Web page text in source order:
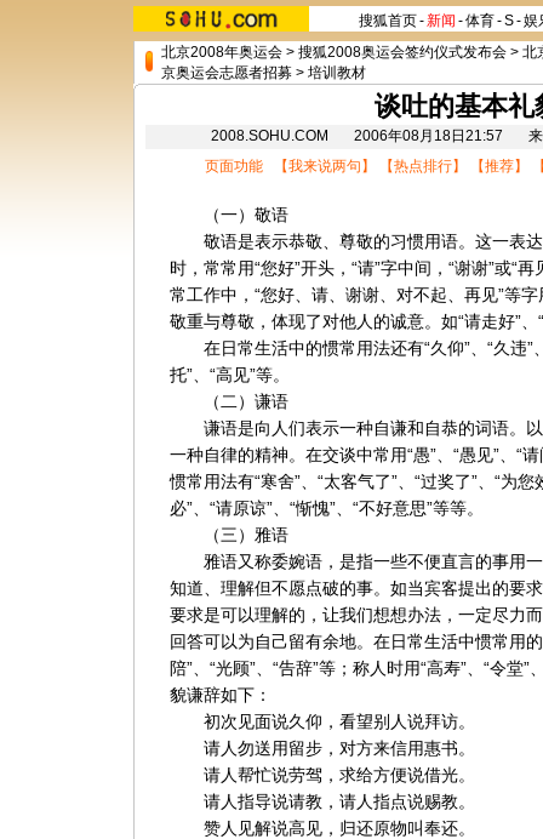
搜狐首页-新闻 -体育-S-娱
北京2008年奥运会 > 搜狐2008奥运会签约仪式发布会 > 北
京奥运会志愿者招募 > 培训教材
谈吐的基本礼
2008.SOHU.COM 2006年08月18日21:57 来
页面功能 【我来说两句 】 【热点排行】 【推荐】
（一）敬语
敬语是表示恭敬、尊敬的习惯用语。这一表达
时，常常用“您好”开头，“请”字中间，“谢谢”或“
常工作中，“您好、请、谢谢、对不起、再见”等
敬重与尊敬，体现了对他人的诚意。如“请走好”、
在日常生活中的惯常用法还有“久仰”、“久违”、
托”、“高见”等。
（二）谦语
谦语是向人们表示一种自谦和自恭的词语。以
一种自律的精神。在交谈中常用“愚”、“愚见”、“
惯常用法有“寒舍”、“太客气了”、“过奖了”、“为您
必”、“请原谅”、“惭愧”、“不好意思”等等。
（三）雅语
雅语又称委婉语，是指一些不便直言的事用一
知道、理解但不愿点破的事。如当宾客提出的要
要求是可以理解的，让我们想想办法，一定尽力
回答可以为自己留有余地。在日常生活中惯常用的
陪”、“光顾”、“告辞”等；称人时用“高寿”、“令堂
貌谦辞如下：
初次见面说久仰，看望别人说拜访。
请人勿送用留步，对方来信用惠书。
请人帮忙说劳驾，求给方便说借光。
请人指导说请教，请人指点说赐教。
赞人见解说高见，归还原物叫奉还。